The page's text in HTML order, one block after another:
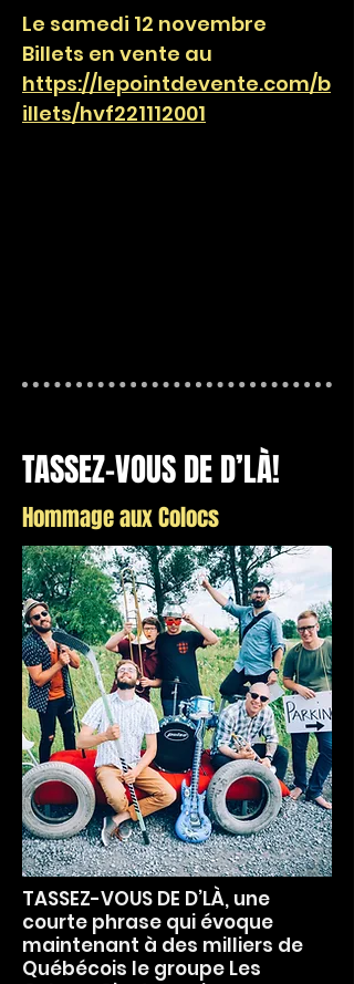
Le samedi 12 novembre
Billets en vente au
https://lepointdevente.com/b
illets/hvf221112001
TASSEZ-VOUS DE D’LÀ!
Hommage aux Colocs
TASSEZ-VOUS DE D’LÀ, une
courte phrase qui évoque
maintenant à des milliers de
Québécois le groupe Les